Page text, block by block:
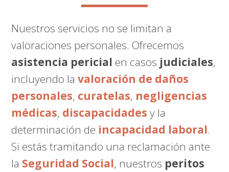
Nuestros servicios no se limitan a
valoraciones personales. Ofrecemos
asistencia pericial en casos judiciales,
incluyendo lavaloración de daños
personales, curatelas, negligencias
médicas, discapacidades y la
determinación de incapacidad laboral.
Si estás tramitando una reclamación ante
la Seguridad Social, nuestros peritos